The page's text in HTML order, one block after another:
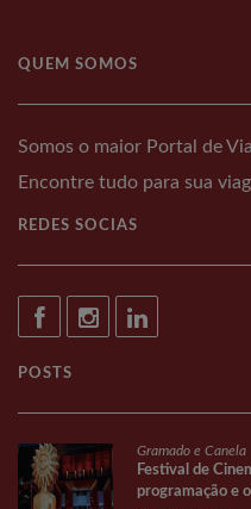
QUEM SOMOS
Somos o maior Portal de
Encontre tudo para sua
REDES SOCIAS
POSTS
Gramado e Canela
Festival de
programação e